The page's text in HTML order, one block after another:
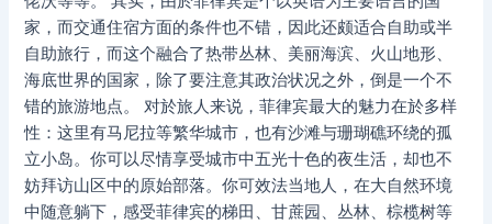
家，而交通住宿方面的条件也不错，因此还颇适合自助或半
自助旅行，而这个融合了热带丛林、美丽海滨、火山地形、
海底世界的国家，除了要注意其政治状况之外，倒是一个不
错的旅游地点。 对於旅人来说，菲律宾最大的魅力在於多样
性：这里有马尼拉等繁华城市，也有沙滩与珊瑚礁环绕的孤
立小岛。你可以尽情享受城市中五光十色的夜生活，却也不
妨拜访山区中的原始部落。你可效法当地人，在大自然环境
中随意躺下，感受菲律宾的梯田、甘蔗园、丛林、棕榄树等